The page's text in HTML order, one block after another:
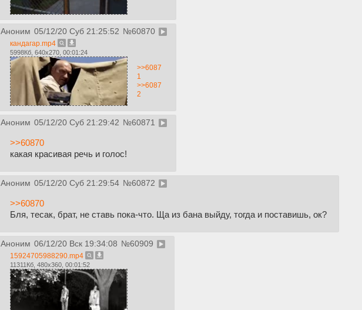
Аноним 05/12/20 Суб 21:25:52 №60870
кандагар.mp4
5998Кб, 640x270, 00:01:24
>>6087
1
>>6087
2
Аноним 05/12/20 Суб 21:29:42 №60871
>>60870
какая красивая речь и голос!
Аноним 05/12/20 Суб 21:29:54 №60872
>>60870
Бля, тесак, брат, не ставь пока-что. Ща из бана выйду, тогда и поставишь, ок?
Аноним 06/12/20 Вск 19:34:08 №60909
15924705988290.mp4
11311Кб, 480x360, 00:01:52